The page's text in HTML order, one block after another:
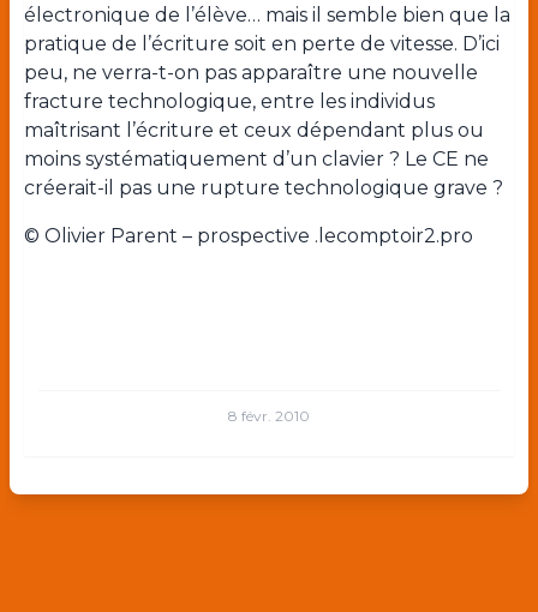
électronique de l’élève… mais il semble bien que la
pratique de l’écriture soit en perte de vitesse. D’ici
peu, ne verra-t-on pas apparaître une nouvelle
fracture technologique, entre les individus
maîtrisant l’écriture et ceux dépendant plus ou
moins systématiquement d’un clavier ? Le CE ne
créerait-il pas une rupture technologique grave ?
© Olivier Parent – prospective .lecomptoir2.pro
8 févr. 2010